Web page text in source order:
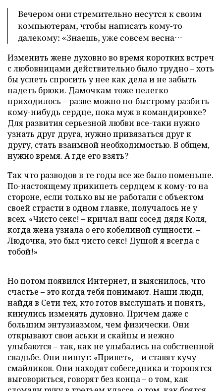
Вечером они стремительно несутся к своим
компьютерам, чтобы написать кому-то
далекому: «Знаешь, уже совсем весна…
Изменить жене духовно во время коротких встреч
с любовницами действительно было трудно – хоть
бы успеть спросить у нее как дела и не забыть
надеть брюки. Дамочкам тоже нелегко
приходилось – разве можно по-быстрому разбить
кому-нибудь сердце, пока муж в командировке?
Для развития серьезной любви все-таки нужно
узнать друг друга, нужно привязаться друг к
другу, стать взаимной необходимостью. В общем,
нужно время. А где его взять?
Так что разводов в те годы все же было поменьше.
По-настоящему прикипеть сердцем к кому-то на
стороне, если только вы не работали с объектом
своей страсти в одном главке, получалось не у
всех. «Чисто секс! – кричал наш сосед дядя Коля,
когда жена узнала о его кобелиной сущности. –
Людочка, это был чисто секс! Душой я всегда с
тобой!»
Но потом появился Интернет, и выяснилось, что
счастье – это когда тебя понимают. Наши люди,
найдя в Сети тех, кто готов выслушать и понять,
кинулись изменять духовно. Причем даже с
большим энтузиазмом, чем физически. Они
открывают свои аськи и скайпы и нежно
улыбаются – так, как не улыбались на собственной
свадьбе. Они пишут: «Привет», – и ставят кучу
смайликов. Они находят собеседника и торопятся
выговориться, говорят без конца – о том, как